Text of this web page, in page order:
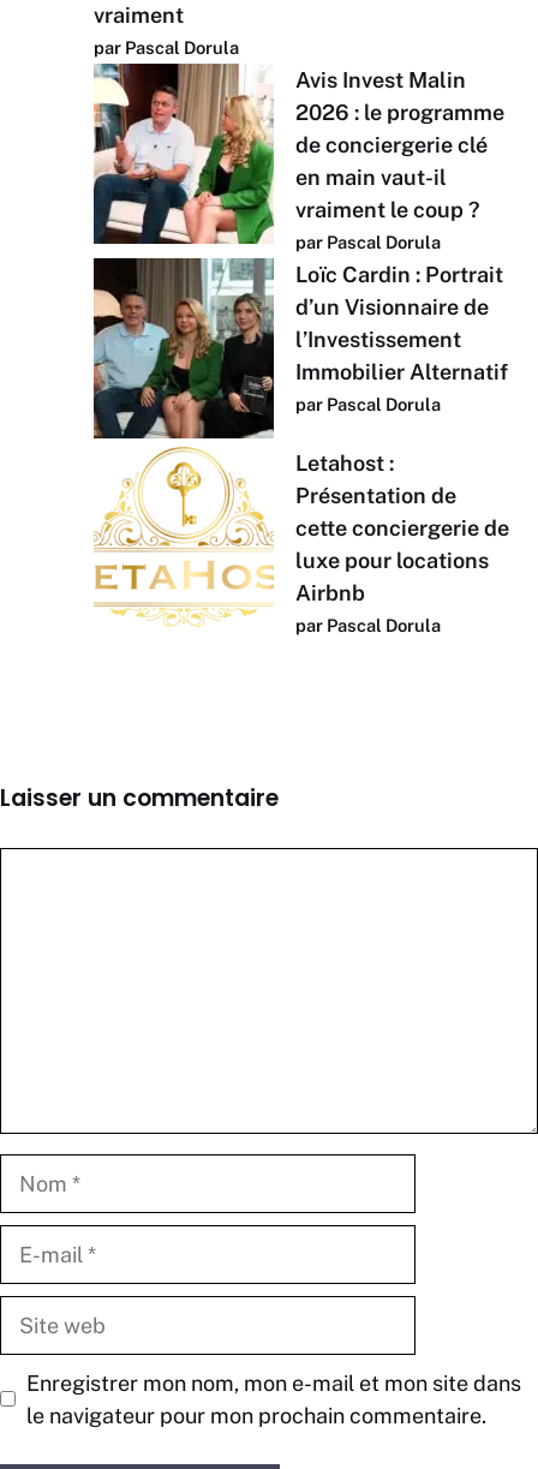
vraiment
par Pascal Dorula
Avis Invest Malin
2026 : le programme
de conciergerie clé
en main vaut-il
vraiment le coup ?
par Pascal Dorula
Loïc Cardin : Portrait
d’un Visionnaire de
l’Investissement
Immobilier Alternatif
par Pascal Dorula
Letahost :
Présentation de
cette conciergerie de
luxe pour locations
Airbnb
par Pascal Dorula
Laisser un commentaire
Enregistrer mon nom, mon e-mail et mon site dans
le navigateur pour mon prochain commentaire.